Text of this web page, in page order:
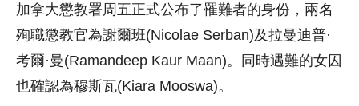
加拿大懲教署周五正式公布了罹難者的身份，兩名
殉職懲教官為謝爾班(Nicolae Serban)及拉曼迪普·
考爾·曼(Ramandeep Kaur Maan)。同時遇難的女囚
也確認為穆斯瓦(Kiara Mooswa)。